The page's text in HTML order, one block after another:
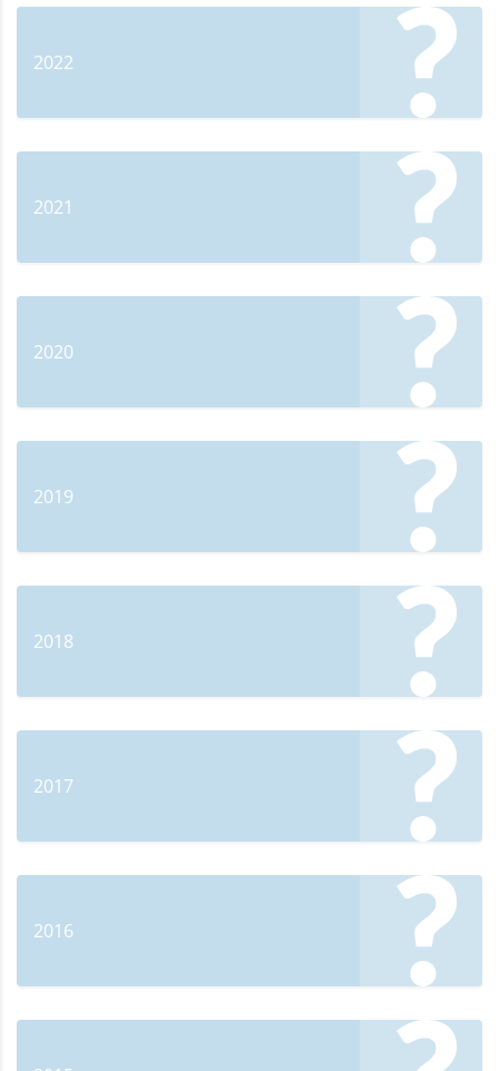
2022
2021
2020
2019
2018
2017
2016